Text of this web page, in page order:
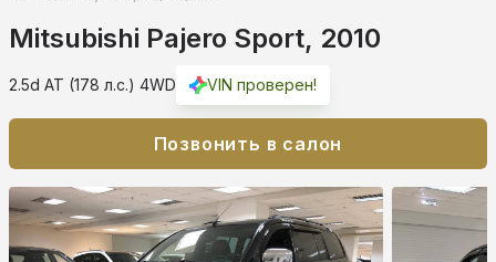
Mitsubishi Pajero Sport, 2010
2.5d AT (178 л.с.) 4WD VIN проверен!
Позвонить в салон